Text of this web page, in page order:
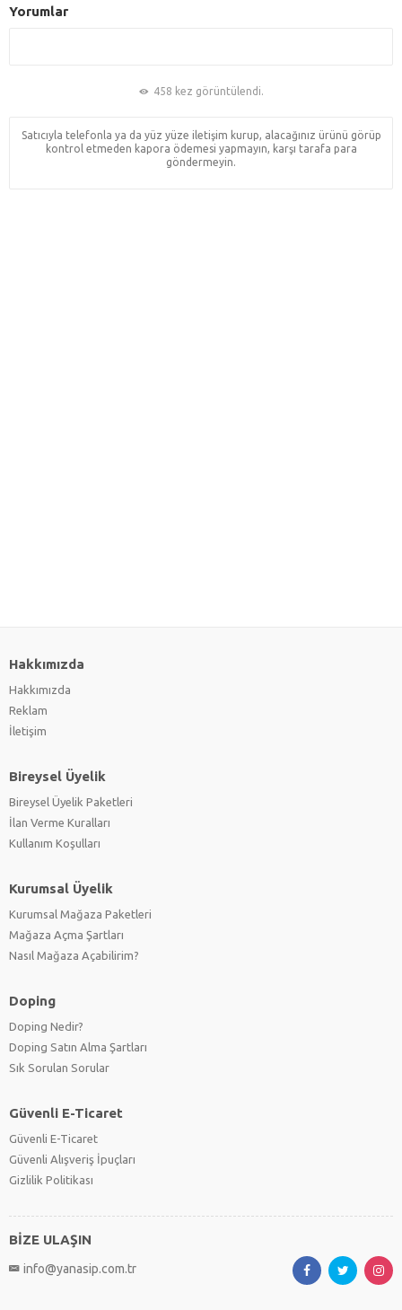
Yorumlar
458 kez görüntülendi.
Satıcıyla telefonla ya da yüz yüze iletişim kurup, alacağınız ürünü görüp
kontrol etmeden kapora ödemesi yapmayın, karşı tarafa para
göndermeyin.
Hakkımızda
Hakkımızda
Reklam
İletişim
Bireysel Üyelik
Bireysel Üyelik Paketleri
İlan Verme Kuralları
Kullanım Koşulları
Kurumsal Üyelik
Kurumsal Mağaza Paketleri
Mağaza Açma Şartları
Nasıl Mağaza Açabilirim?
Doping
Doping Nedir?
Doping Satın Alma Şartları
Sık Sorulan Sorular
Güvenli E-Ticaret
Güvenli E-Ticaret
Güvenli Alışveriş İpuçları
Gizlilik Politikası
BİZE ULAŞIN
info@yanasip.com.tr